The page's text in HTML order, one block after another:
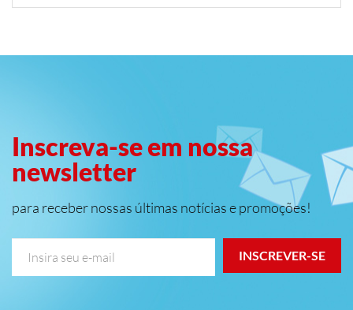
Inscreva-se em nossa
newsletter
para receber nossas últimas notícias e promoções!
INSCREVER-SE